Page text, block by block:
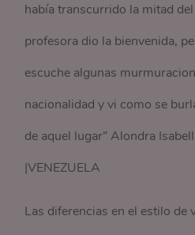
había transcurrido la mitad
profesora dio la bienvenida,
escuche algunas
nacionalidad y vi como se
de aquel lugar” Alondra
|VENEZUELA
Las diferencias en el estilo de